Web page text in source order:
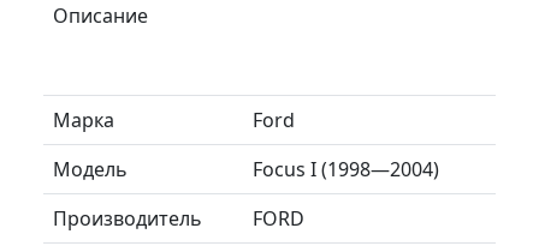
Описание
Марка
Ford
Модель
Focus I (1998—2004)
Производитель
FORD